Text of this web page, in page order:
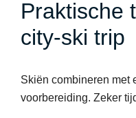
Praktische
city-ski trip
Skiën combineren met
voorbereiding. Zeker